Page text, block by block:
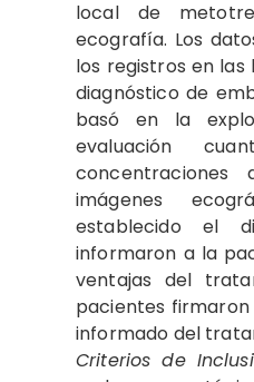
local de
ecografía. Los
los registros en las
diagnóstico de
basó en la
evaluación
imágenes
establecido el
informaron a la
ventajas del
pacientes
informado del
Criterios de